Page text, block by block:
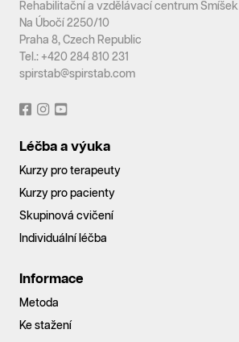
Rehabilitační a vzdělávací centrum Smíšek
Na Úbočí 2250/10
Praha 8, Czech Republic
Tel.: +420 284 810 231
spirstab@spirstab.com
Léčba a výuka
Kurzy pro terapeuty
Kurzy pro pacienty
Skupinová cvičení
Individuální léčba
Informace
Metoda
Ke stažení